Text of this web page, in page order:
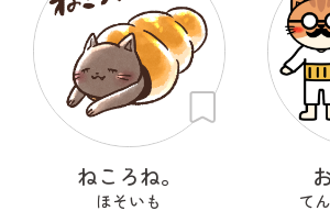
ねころね。
ほそいも て